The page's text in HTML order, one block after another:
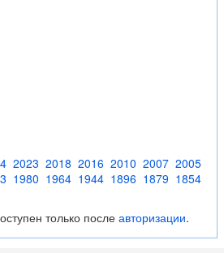
2023 2018 2016 2010 2007 2005
1980 1964 1944 1896 1879 1854
только после авторизации.